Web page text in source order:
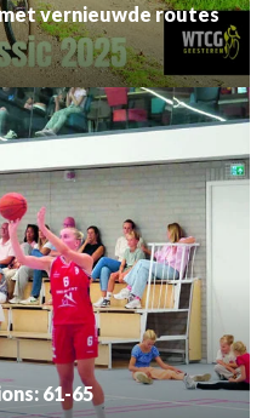
Vasser Heuvelen Classic met vernieuwde routes
61-65